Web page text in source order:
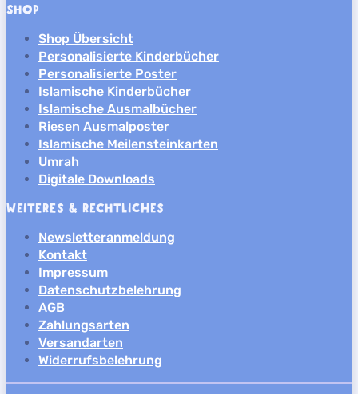
SHOP
Shop Übersicht
Personalisierte Kinderbücher
Personalisierte Poster
Islamische Kinderbücher
Islamische Ausmalbücher
Riesen Ausmalposter
Islamische Meilensteinkarten
Umrah
Digitale Downloads
WEITERES & RECHTLICHES
Newsletteranmeldung
Kontakt
Impressum
Datenschutzbelehrung
AGB
Zahlungsarten
Versandarten
Widerrufsbelehrung